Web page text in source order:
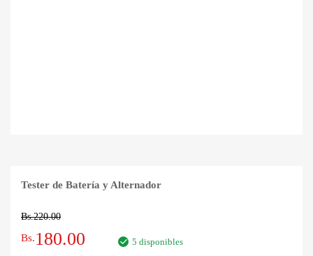
Tester de Batería y Alternador
Bs.220.00
El
Bs.180.00 5 disponibles